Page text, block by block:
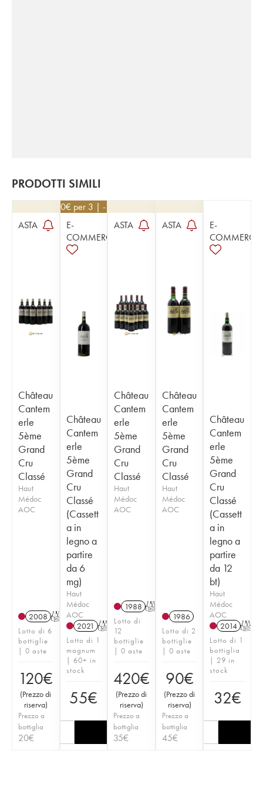
PRODOTTI SIMILI
ASTA
Château
Cantem
erle
5ème
Grand
Cru
Classé
Haut
Médoc
AOC
2008 T
Lotto di 6
bottiglie
| 0 aste
120€
(Prezzo di
riserva)
Prezzo a
bottiglia
20€
49,50€ per 3 | - 10%
E-
COMMERCE
Château
Cantem
erle
5ème
Grand
Cru
Classé
(Cassett
a in
legno a
partire
da 6
mg)
Haut
Médoc
AOC
2021 T
Lotto di 1
magnum
| 60+ in
stock
55€
ASTA
Château
Cantem
erle
5ème
Grand
Cru
Classé
Haut
Médoc
AOC
1988 T
Lotto di
12
bottiglie
| 0 aste
420€
(Prezzo di
riserva)
Prezzo a
bottiglia
35€
ASTA
Château
Cantem
erle
5ème
Grand
Cru
Classé
Haut
Médoc
AOC
1986
Lotto di 2
bottiglie
| 0 aste
90€
(Prezzo di
riserva)
Prezzo a
bottiglia
45€
E-
COMMERCE
Château
Cantem
erle
5ème
Grand
Cru
Classé
(Cassett
a in
legno a
partire
da 12
bt)
Haut
Médoc
AOC
2014 T
Lotto di 1
bottiglia
| 29 in
stock
32€